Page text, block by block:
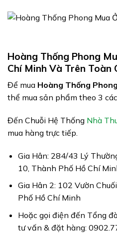
Hoàng Thống Phong
Chí Minh Và Trên Toàn
Để mua Hoàng Thống Phong
thể mua sản phẩm theo 3
Đến Chuỗi Hệ Thống Nhà
mua hàng trực tiếp.
Gia Hân: 284/43 Lý
10, Thành Phố Hồ Chí
Gia Hân 2: 102 Vườn
Phố Hồ Chí Minh
Hoặc gọi điện đến Tổng
tư vấn & đặt hàng: